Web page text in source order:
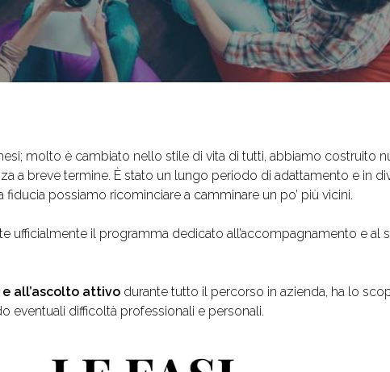
molto è cambiato nello stile di vita di tutti, abbiamo costruito
a breve termine. È stato un lungo periodo di adattamento e in
possiamo ricominciare a camminare un po’ più vicini.
ufficialmente il programma dedicato all’accompagnamento e al
all’ascolto attivo durante tutto il percorso in azienda, ha lo
eventuali difficoltà professionali e personali.